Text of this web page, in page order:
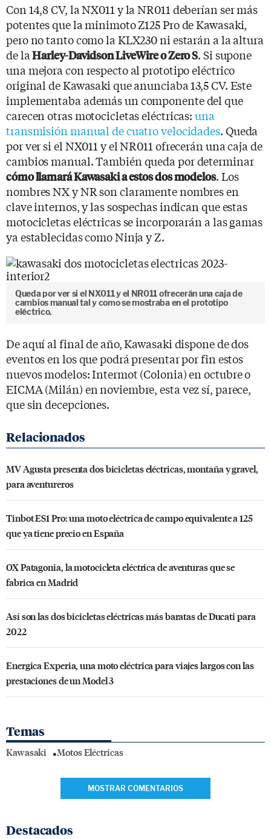
Con 14,8 CV, la NX011 y la NR011 deberían ser más
potentes que la minimoto Z125 Pro de Kawasaki,
pero no tanto como la KLX230 ni estarán a la altura
de laHarley-Davidson LiveWire o Zero S. Si supone
una mejora con respecto al prototipo eléctrico
original de Kawasaki que anunciaba 13,5 CV. Este
implementaba además un componente del que
carecen otras motocicletas eléctricas:una
transmisión manual de cuatro velocidades. Queda
por ver si el NX011 y el NR011 ofrecerán una caja de
cambios manual. También queda por determinar
cómo llamará Kawasaki a estos dos modelos. Los
nombres NX y NR son claramente nombres en
clave internos, y las sospechas indican que estas
motocicletas eléctricas se incorporarán a las gamas
ya establecidas como Ninja y Z.
Queda por ver si el NX011 y el NR011 ofrecerán una caja de
cambios manual tal y como se mostraba en el prototipo
eléctrico.
De aquí al final de año, Kawasaki dispone de dos
eventos en los que podrá presentar por fin estos
nuevos modelos: Intermot (Colonia) en octubre o
EICMA (Milán) en noviembre, esta vez sí, parece,
que sin decepciones.
MV Agusta presenta dos bicicletas eléctricas, montaña y gravel,
para aventureros
Tinbot ES1 Pro: una moto eléctrica de campo equivalente a 125
que ya tiene precio en España
OX Patagonia, la motocicleta eléctrica de aventuras que se
fabrica en Madrid
Así son las dos bicicletas eléctricas más baratas de Ducati para
2022
Energica Experia, una moto eléctrica para viajes largos con las
prestaciones de un Model 3
Temas
Kawasaki Motos Eléctricas
MOSTRAR COMENTARIOS
Destacados